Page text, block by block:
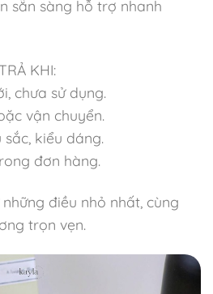
sẵn sàng hỗ trợ nhanh
KHI:
chưa sử dụng.
vận chuyển.
sắc, kiểu dáng.
đơn hàng.
điều nhỏ nhất, cùng
trọn vẹn.